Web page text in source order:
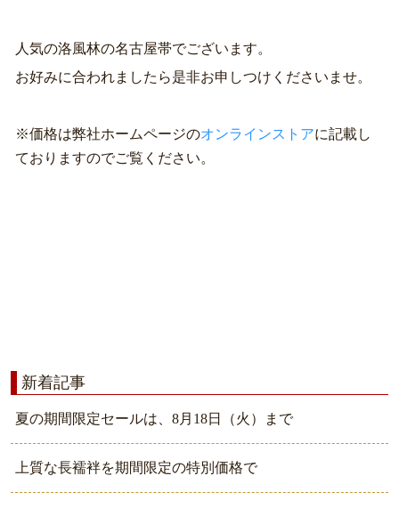
人気の洛風林の名古屋帯でございます。
お好みに合われましたら是非お申しつけくださいませ。
※価格は弊社ホームページのオンラインストアに記載し
ておりますのでご覧ください。
新着記事
夏の期間限定セールは、8月18日（火）まで
上質な長襦袢を期間限定の特別価格で